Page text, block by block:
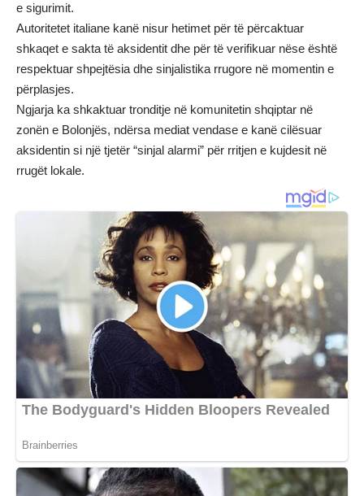
e sigurimit.
Autoritetet italiane kanë nisur hetimet për të përcaktuar
shkaqet e sakta të aksidentit dhe për të verifikuar nëse është
respektuar shpejtësia dhe sinjalistika rrugore në momentin e
përplasjes.
Ngjarja ka shkaktuar tronditje në komunitetin shqiptar në
zonën e Bolonjës, ndërsa mediat vendase e kanë cilësuar
aksidentin si një tjetër “sinjal alarmi” për rritjen e kujdesit në
rrugët lokale.